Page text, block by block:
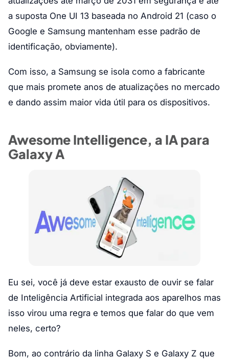
a suposta One UI 13 baseada no Android 21 (caso o
Google e Samsung mantenham esse padrão de
identificação, obviamente).
Com isso, a Samsung se isola como a fabricante
que mais promete anos de atualizações no mercado
e dando assim maior vida útil para os dispositivos.
Awesome Intelligence, a IA para
Galaxy A
Eu sei, você já deve estar exausto de ouvir se falar
de Inteligência Artificial integrada aos aparelhos mas
isso virou uma regra e temos que falar do que vem
neles, certo?
Bom, ao contrário da linha Galaxy S e Galaxy Z que